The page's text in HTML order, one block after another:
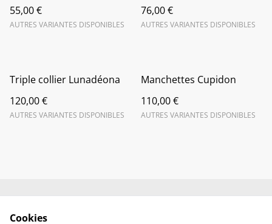
55,00 €
AUTRES VARIANTES DISPONIBLES
76,00 €
AUTRES VARIANTES DISPONIBLES
Triple collier Lunadéona
120,00 €
AUTRES VARIANTES DISPONIBLES
Manchettes Cupidon
110,00 €
AUTRES VARIANTES DISPONIBLES
Cookies